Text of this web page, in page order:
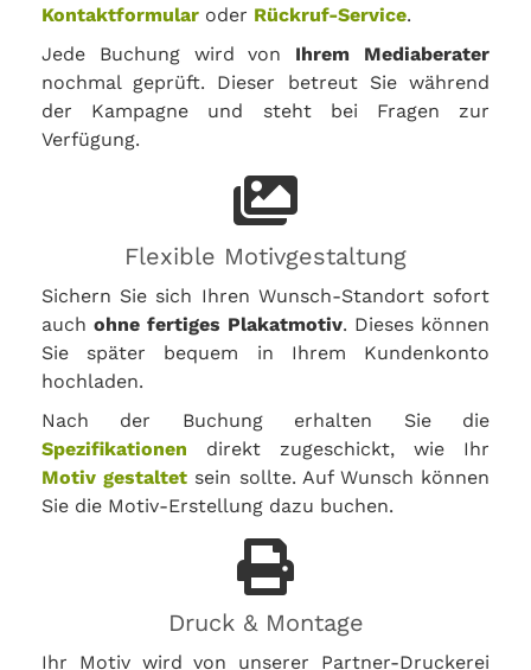
Kontaktformular oder Rückruf-Service.
Jede Buchung wird von Ihrem Mediaberater
nochmal geprüft. Dieser betreut Sie während
der Kampagne und steht bei Fragen zur
Verfügung.
Flexible Motivgestaltung
Sichern Sie sich Ihren Wunsch-Standort sofort
auch ohne fertiges Plakatmotiv. Dieses können
Sie später bequem in Ihrem Kundenkonto
hochladen.
Nach der Buchung erhalten Sie die
Spezifikationen direkt zugeschickt, wie Ihr
Motiv gestaltet sein sollte. Auf Wunsch können
Sie die Motiv-Erstellung dazu buchen.
Druck & Montage
Ihr Motiv wird von unserer Partner-Druckerei